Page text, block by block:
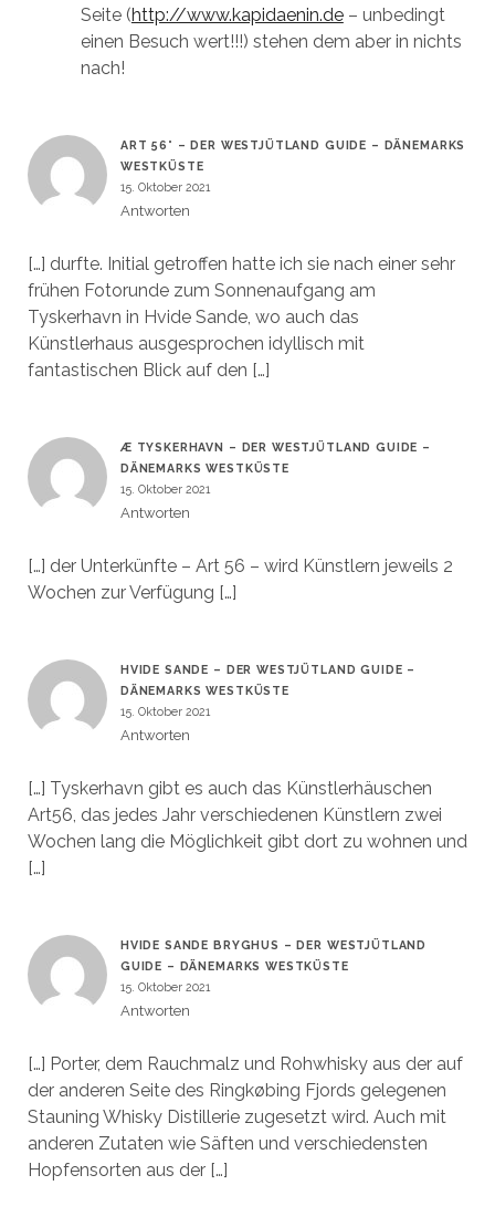
Seite (http://www.kapidaenin.de– unbedingt
einen Besuch wert!!!) stehen dem aber in nichts
nach!
ART 56° – DER WESTJÜTLAND GUIDE – DÄNEMARKS
WESTKÜSTE
15. Oktober 2021
Antworten
[…] durfte. Initial getroffen hatte ich sie nach einer sehr
frühen Fotorunde zum Sonnenaufgang am
Tyskerhavn in Hvide Sande, wo auch das
Künstlerhaus ausgesprochen idyllisch mit
fantastischen Blick auf den […]
Æ TYSKERHAVN – DER WESTJÜTLAND GUIDE –
DÄNEMARKS WESTKÜSTE
15. Oktober 2021
Antworten
[…] der Unterkünfte – Art 56 – wird Künstlern jeweils 2
Wochen zur Verfügung […]
HVIDE SANDE – DER WESTJÜTLAND GUIDE –
DÄNEMARKS WESTKÜSTE
15. Oktober 2021
Antworten
[…] Tyskerhavn gibt es auch das Künstlerhäuschen
Art56, das jedes Jahr verschiedenen Künstlern zwei
Wochen lang die Möglichkeit gibt dort zu wohnen und
[…]
HVIDE SANDE BRYGHUS – DER WESTJÜTLAND
GUIDE – DÄNEMARKS WESTKÜSTE
15. Oktober 2021
Antworten
[…] Porter, dem Rauchmalz und Rohwhisky aus der auf
der anderen Seite des Ringkøbing Fjords gelegenen
Stauning Whisky Distillerie zugesetzt wird. Auch mit
anderen Zutaten wie Säften und verschiedensten
Hopfensorten aus der […]